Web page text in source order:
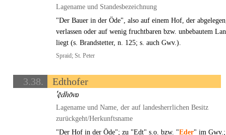
Lagename und Standesbezeichnung
"Der Bauer in der Öde", also auf einem Hof, der
verlassen oder auf wenig fruchtbaren bzw. unbebautem
liegt (s. Brandstetter, n. 125; s. auch Gwv.).
Spraid; St. Peter
3.38. Edthofer
Lagename und Name, der auf landesherrlichen Besitz
zurückgeht/Herkunftsname
"Der Hof in der Öde"; zu "Edt" s.o. bzw. "Eder" im Gwv.;